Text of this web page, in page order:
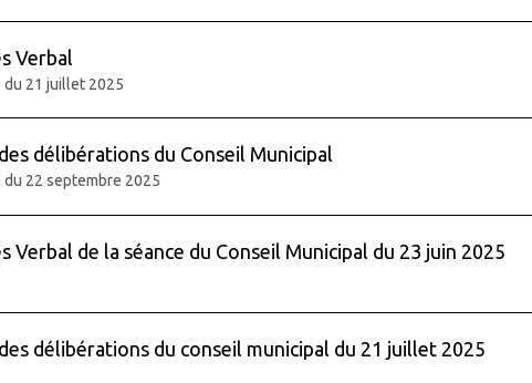
Verbal
du 21 juillet 2025
délibérations du Conseil Municipal
du 22 septembre 2025
Verbal de la séance du Conseil Municipal du 23 juin 2025
délibérations du conseil municipal du 21 juillet 2025